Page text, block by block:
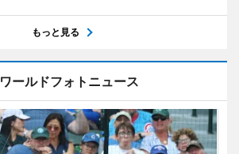
もっと見る
ワールドフォトニュース